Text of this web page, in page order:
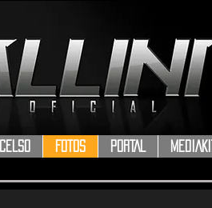
CELSO FOTOS PORTAL MEDIAKIT